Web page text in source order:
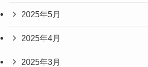
2025年5月
2025年4月
2025年3月